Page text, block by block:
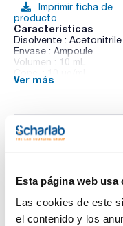
Esta página web usa
Las cookies de este
el contenido y los
Imprimir ficha de
producto
Características
Disolvente : Acetonitrile
Envase : Ampoule
Volumen : 10 mL
CAS : [41394-05-2]
Ver más
Documentación
TDS / Ficha técnica
Regístrate para
descargas
SDS/ Hoja de